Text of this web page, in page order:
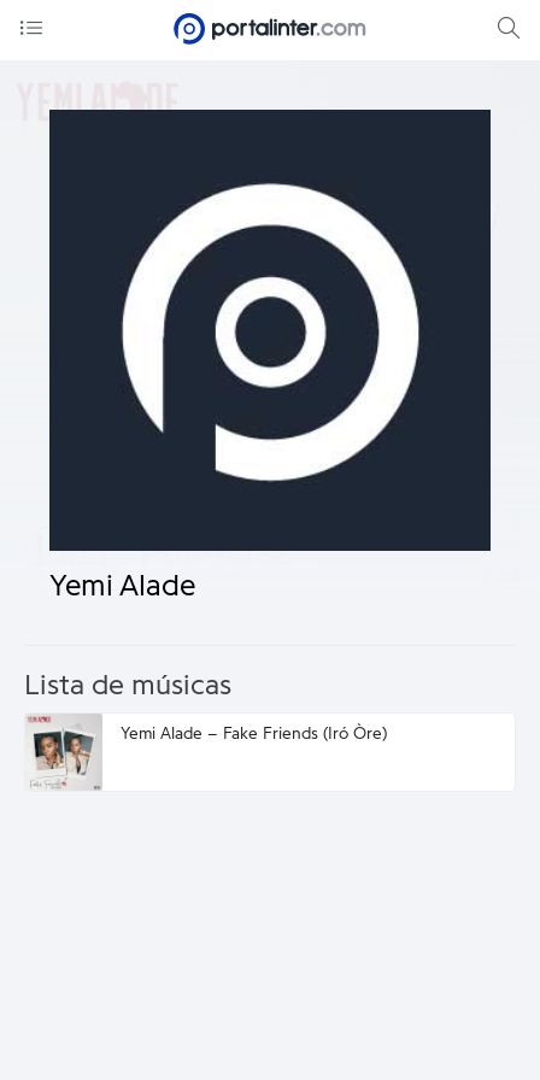
Yemi Alade
Lista de músicas
Yemi Alade – Fake Friends (Iró Òre)